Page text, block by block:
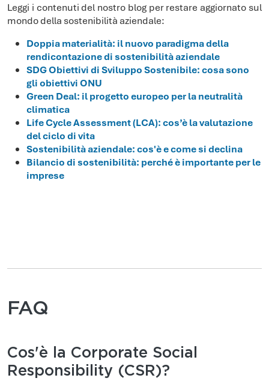
Leggi i contenuti del nostro blog per restare aggiornato sul
mondo della sostenibilità aziendale:
Doppia materialità: il nuovo paradigma della
rendicontazione di sostenibilità aziendale
SDG Obiettivi di Sviluppo Sostenibile: cosa sono
gli obiettivi ONU
Green Deal: il progetto europeo per la neutralità
climatica
Life Cycle Assessment (LCA): cos’è la valutazione
del ciclo di vita
Sostenibilità aziendale: cos'è e come si declina
Bilancio di sostenibilità: perché è importante per le
imprese
FAQ
Cos'è la Corporate Social
Responsibility (CSR)?